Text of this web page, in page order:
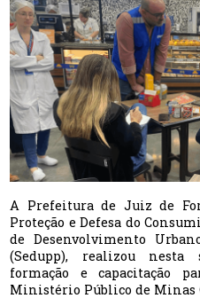
A Prefeitura de Juiz de
Proteção e Defesa do
de Desenvolvimento
(Sedupp), realizou
formação e capacitação
Ministério Público de Minas